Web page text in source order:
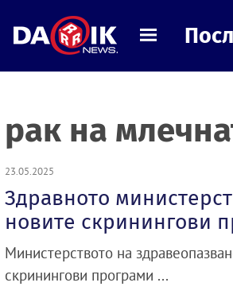
рак на
23.05.2025
Здравното
новите скринингови
Министерството на
скринингови програми ...